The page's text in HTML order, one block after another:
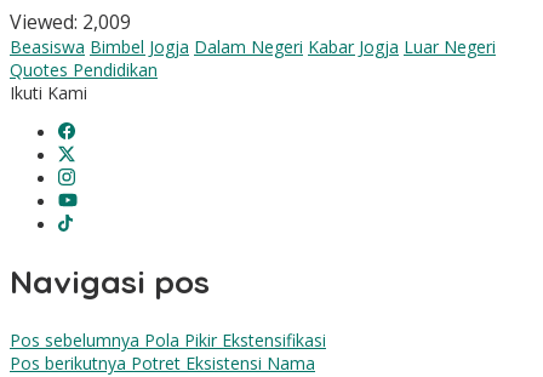
Viewed: 2,009
Beasiswa Bimbel Jogja Dalam Negeri Kabar Jogja Luar Negeri
Quotes Pendidikan
Ikuti Kami
Navigasi pos
Pos sebelumnya Pola Pikir Ekstensifikasi
Pos berikutnya Potret Eksistensi Nama